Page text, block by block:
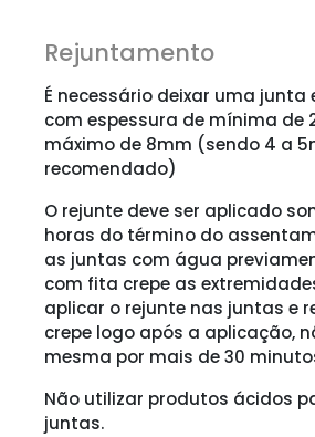
Rejuntamento
É necessário deixar uma junta
com espessura de mínima de
máximo de 8mm (sendo 4 a
recomendado)
O rejunte deve ser aplicado
horas do término do
as juntas com água
com fita crepe as
aplicar o rejunte nas juntas e
crepe logo após a aplicação,
mesma por mais de 30
Não utilizar produtos ácidos
juntas.